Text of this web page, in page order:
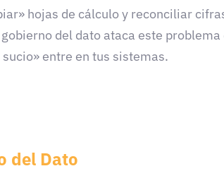
hojas de cálculo y reconciliar
del dato ataca este
entre en tus sistemas.
del Dato